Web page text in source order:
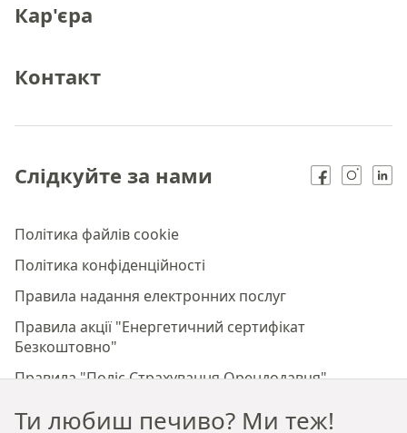
Кар'єра
Контакт
Політика файлів cookie
Політика конфіденційності
Правила надання електронних послуг
Правила акції "Енергетичний сертифікат
Безкоштовно"
Правила "Поліс Страхування Орендодавця"
Правила акції "Нотаріус Безкоштовно"
Слідкуйте за нами
Ти любиш печиво? Ми теж!